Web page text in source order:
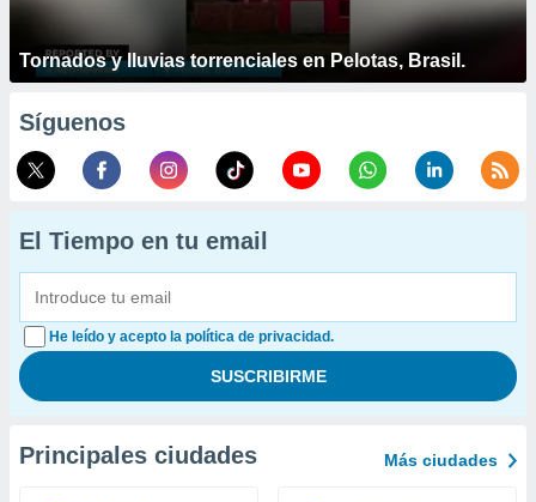
Tornados y lluvias torrenciales en Pelotas, Brasil.
Síguenos
El Tiempo en tu email
He leído y acepto la política de privacidad.
Principales ciudades Más ciudades